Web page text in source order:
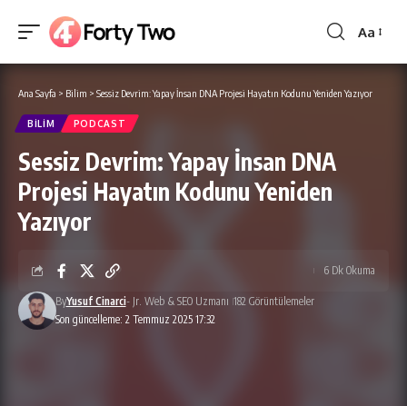
Yazı
Tipi
Aa
Ana Sayfa > Bilim > Sessiz Devrim: Yapay İnsan DNA Projesi Hayatın Kodunu Yeniden Yazıyor
BILIM PODCAST
Sessiz Devrim: Yapay İnsan DNA
Projesi Hayatın Kodunu Yeniden
Yazıyor
Son güncelleme: 2 Temmuz 2025 17:32
ByYusuf Cinarci- Jr. Web & SEO Uzmanı 182 Görüntülemeler
6 Dk Okuma